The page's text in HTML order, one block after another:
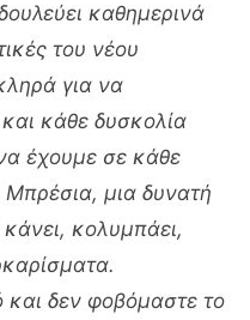
καθημερινά
του νέου
για να
κάθε δυσκολία
έχουμε σε κάθε
Μπρέσια, μια δυνατή
κολυμπάει,
και δεν φοβόμαστε το